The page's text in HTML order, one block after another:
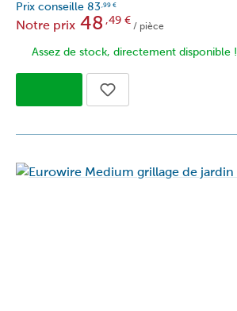
Prix conseille 83 ,99 €
Notre prix 48 ,49€
/ pièce
Assez de stock, directement disponible !